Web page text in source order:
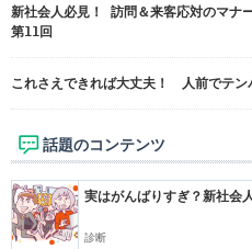
新社会人必見！ 訪問＆来客応対のマナ
第11回
これさえできれば大丈夫！ 人前でテン
話題のコンテンツ
実はがんばりすぎ？新社会
診断